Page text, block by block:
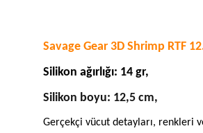
Savage Gear 3D Shrimp RTF
Silikon ağırlığı: 14 gr,
Silikon boyu: 12,5 cm,
Gerçekçi vücut detayları, renkleri